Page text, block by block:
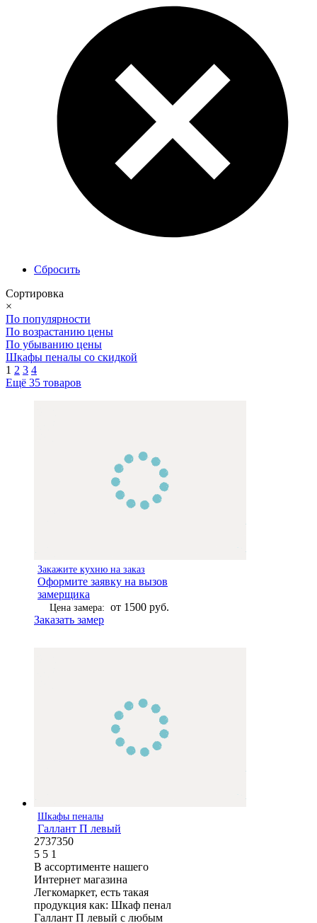
Сбросить
Сортировка
×
По популярности
По возрастанию цены
По убыванию цены
Шкафы пеналы со скидкой
1 2 3 4
Ещё 35 товаров
Закажите кухню на заказ
Оформите заявку на вызов
замерщика
Цена замера: от 1500 руб.
Заказать замер
Шкафы пеналы
Галлант П левый
2737350
5 5 1
В ассортименте нашего
Интернет магазина
Легкомаркет, есть такая
продукция как: Шкаф пенал
Галлант П левый с любым